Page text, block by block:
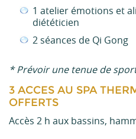
1 atelier émotions et
diététicien
2 séances de Qi Gong
* Prévoir une tenue de
3 ACCES AU SPA
OFFERTS
Accès 2 h aux bassins,